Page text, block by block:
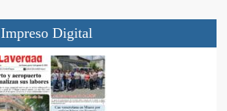
Impreso Digital